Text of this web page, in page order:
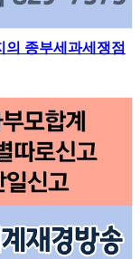
의 종부세과세쟁점